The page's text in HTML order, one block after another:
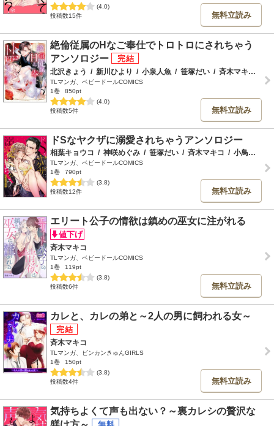
(4.0)
投稿数15件
無料立読み
絶倫従属のHなご奉仕でトロトロにされちゃう
アンソロジー
北沢きょう / 新川ひより / 小泉人魚 / 笹塚だい / 斉木マキコ
TLマンガ、ベビードールCOMICS
1巻
850pt
(4.0)
投稿数5件
無料立読み
ドSなヤクザに溺愛されちゃうアンソロジー
相葉キョウコ / 神咲めぐみ / 笹塚だい / 斉木マキコ / 小鳥遊そら
TLマンガ、ベビードールCOMICS
1巻
790pt
(3.8)
投稿数12件
無料立読み
エリート公子の情欲は鎮めの巫女に注がれる
斉木マキコ
TLマンガ、ベビードールCOMICS
1巻
119pt
(3.8)
投稿数6件
無料立読み
カレと、カレの弟と～2人の男に飼われる女～
斉木マキコ
TLマンガ、ビンカンきゅんGIRLS
1巻
150pt
(3.8)
投稿数4件
無料立読み
気持ちよくて声も出ない？～裏カレシの贅沢な